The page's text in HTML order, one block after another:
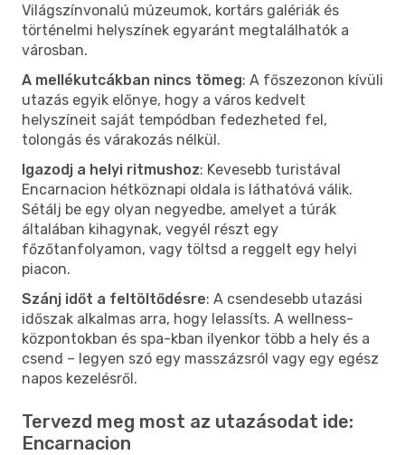
Világszínvonalú múzeumok, kortárs galériák és
történelmi helyszínek egyaránt megtalálhatók a
városban.
A mellékutcákban nincs tömeg: A főszezonon kívüli
utazás egyik előnye, hogy a város kedvelt
helyszíneit saját tempódban fedezheted fel,
tolongás és várakozás nélkül.
Igazodj a helyi ritmushoz: Kevesebb turistával
Encarnacion hétköznapi oldala is láthatóvá válik.
Sétálj be egy olyan negyedbe, amelyet a túrák
általában kihagynak, vegyél részt egy
főzőtanfolyamon, vagy töltsd a reggelt egy helyi
piacon.
Szánj időt a feltöltődésre: A csendesebb utazási
időszak alkalmas arra, hogy lelassíts. A wellness-
központokban és spa-kban ilyenkor több a hely és a
csend – legyen szó egy masszázsról vagy egy egész
napos kezelésről.
Tervezd meg most az utazásodat ide:
Encarnacion